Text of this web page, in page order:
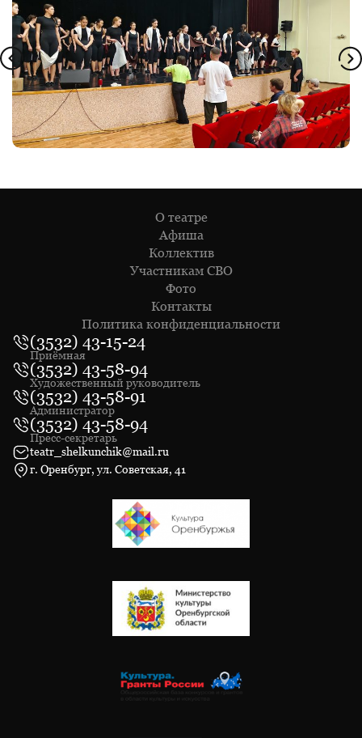
О театре
Афиша
Коллектив
Участникам СВО
Фото
Контакты
Политика конфиденциальности
(3532) 43-15-24
Приёмная
(3532) 43-58-94
Художественный руководитель
(3532) 43-58-91
Администратор
(3532) 43-58-94
Пресс-секретарь
teatr_shelkunchik@mail.ru
г. Оренбург, ул. Советская, 41